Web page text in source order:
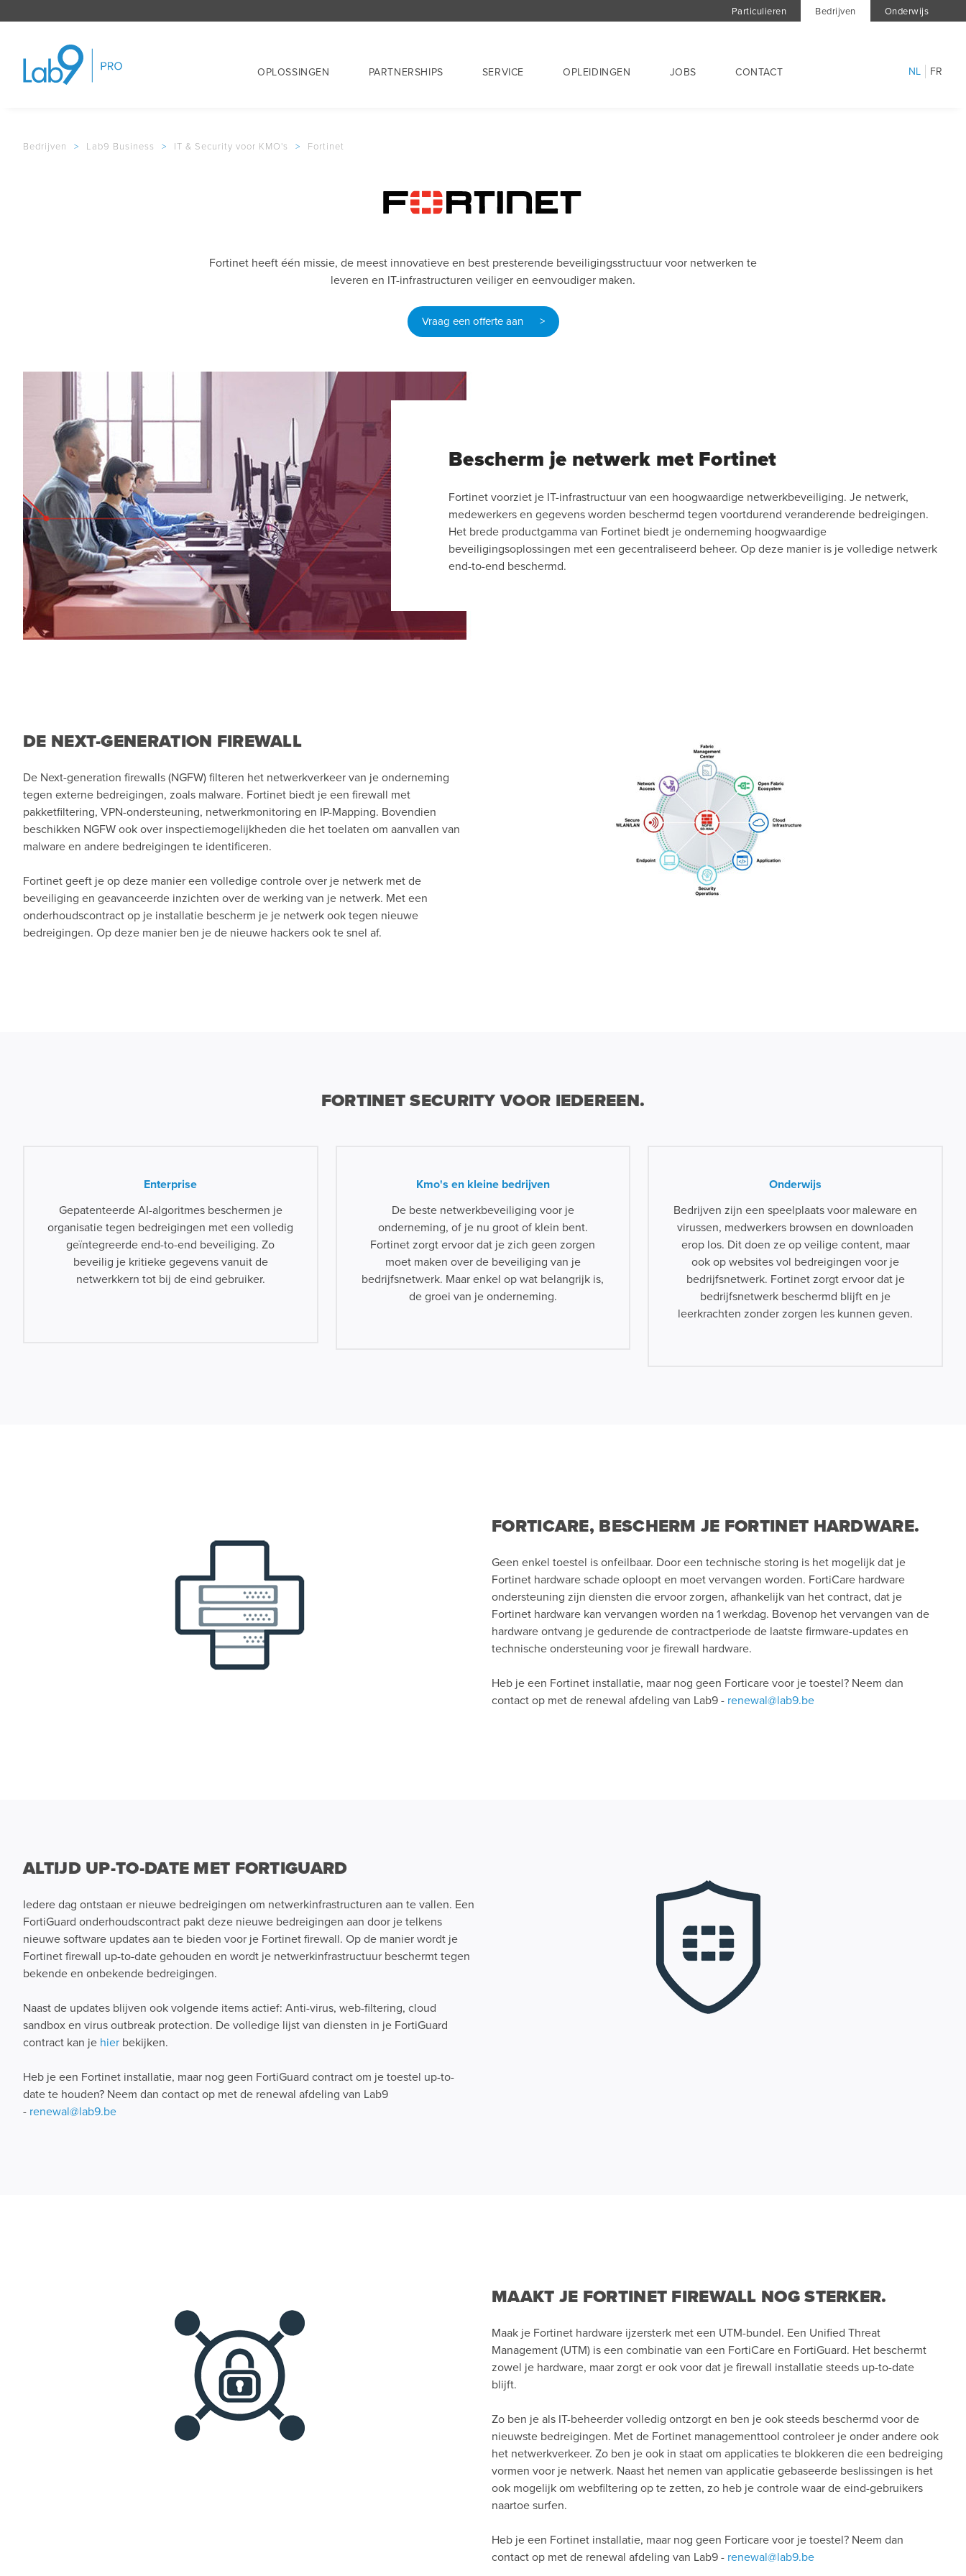
Particulieren Bedrijven Onderwijs
OPLOSSINGEN PARTNERSHIPS SERVICE OPLEIDINGEN JOBS CONTACT NL FR
Bedrijven > Lab9 Business > IT & Security voor KMO's > Fortinet
Fortinet heeft één missie, de meest innovatieve en best presterende beveiligingsstructuur voor netwerken te
leveren en IT-infrastructuren veiliger en eenvoudiger maken.
Vraag een offerte aan >
Bescherm je netwerk met Fortinet
Fortinet voorziet je IT-infrastructuur van een hoogwaardige netwerkbeveiliging. Je netwerk,
medewerkers en gegevens worden beschermd tegen voortdurend veranderende bedreigingen.
Het brede productgamma van Fortinet biedt je onderneming hoogwaardige
beveiligingsoplossingen met een gecentraliseerd beheer. Op deze manier is je volledige netwerk
end-to-end beschermd.
DE NEXT-GENERATION FIREWALL
De Next-generation firewalls (NGFW) filteren het netwerkverkeer van je onderneming
tegen externe bedreigingen, zoals malware. Fortinet biedt je een firewall met
pakketfiltering, VPN-ondersteuning, netwerkmonitoring en IP-Mapping. Bovendien
beschikken NGFW ook over inspectiemogelijkheden die het toelaten om aanvallen van
malware en andere bedreigingen te identificeren.
Fortinet geeft je op deze manier een volledige controle over je netwerk met de
beveiliging en geavanceerde inzichten over de werking van je netwerk. Met een
onderhoudscontract op je installatie bescherm je je netwerk ook tegen nieuwe
bedreigingen. Op deze manier ben je de nieuwe hackers ook te snel af.
FORTINET SECURITY VOOR IEDEREEN.
Enterprise
Gepatenteerde AI-algoritmes beschermen je
organisatie tegen bedreigingen met een volledig
geïntegreerde end-to-end beveiliging. Zo
beveilig je kritieke gegevens vanuit de
netwerkkern tot bij de eind gebruiker.
Kmo's en kleine bedrijven
De beste netwerkbeveiliging voor je
onderneming, of je nu groot of klein bent.
Fortinet zorgt ervoor dat je zich geen zorgen
moet maken over de beveiliging van je
bedrijfsnetwerk. Maar enkel op wat belangrijk is,
de groei van je onderneming.
Onderwijs
Bedrijven zijn een speelplaats voor maleware en
virussen, medwerkers browsen en downloaden
erop los. Dit doen ze op veilige content, maar
ook op websites vol bedreigingen voor je
bedrijfsnetwerk. Fortinet zorgt ervoor dat je
bedrijfsnetwerk beschermd blijft en je
leerkrachten zonder zorgen les kunnen geven.
FORTICARE, BESCHERM JE FORTINET HARDWARE.
Geen enkel toestel is onfeilbaar. Door een technische storing is het mogelijk dat je
Fortinet hardware schade oploopt en moet vervangen worden. FortiCare hardware
ondersteuning zijn diensten die ervoor zorgen, afhankelijk van het contract, dat je
Fortinet hardware kan vervangen worden na 1 werkdag. Bovenop het vervangen van de
hardware ontvang je gedurende de contractperiode de laatste firmware-updates en
technische ondersteuning voor je firewall hardware.
Heb je een Fortinet installatie, maar nog geen Forticare voor je toestel? Neem dan
contact op met de renewal afdeling van Lab9 - renewal@lab9.be
ALTIJD UP-TO-DATE MET FORTIGUARD
Iedere dag ontstaan er nieuwe bedreigingen om netwerkinfrastructuren aan te vallen. Een
FortiGuard onderhoudscontract pakt deze nieuwe bedreigingen aan door je telkens
nieuwe software updates aan te bieden voor je Fortinet firewall. Op de manier wordt je
Fortinet firewall up-to-date gehouden en wordt je netwerkinfrastructuur beschermt tegen
bekende en onbekende bedreigingen.
Naast de updates blijven ook volgende items actief: Anti-virus, web-filtering, cloud
sandbox en virus outbreak protection. De volledige lijst van diensten in je FortiGuard
contract kan je hier bekijken.
Heb je een Fortinet installatie, maar nog geen FortiGuard contract om je toestel up-to-
date te houden? Neem dan contact op met de renewal afdeling van Lab9
- renewal@lab9.be
MAAKT JE FORTINET FIREWALL NOG STERKER.
Maak je Fortinet hardware ijzersterk met een UTM-bundel. Een Unified Threat
Management (UTM) is een combinatie van een FortiCare en FortiGuard. Het beschermt
zowel je hardware, maar zorgt er ook voor dat je firewall installatie steeds up-to-date
blijft.
Zo ben je als IT-beheerder volledig ontzorgt en ben je ook steeds beschermd voor de
nieuwste bedreigingen. Met de Fortinet managementtool controleer je onder andere ook
het netwerkverkeer. Zo ben je ook in staat om applicaties te blokkeren die een bedreiging
vormen voor je netwerk. Naast het nemen van applicatie gebaseerde beslissingen is het
ook mogelijk om webfiltering op te zetten, zo heb je controle waar de eind-gebruikers
naartoe surfen.
Heb je een Fortinet installatie, maar nog geen Forticare voor je toestel? Neem dan
contact op met de renewal afdeling van Lab9 - renewal@lab9.be